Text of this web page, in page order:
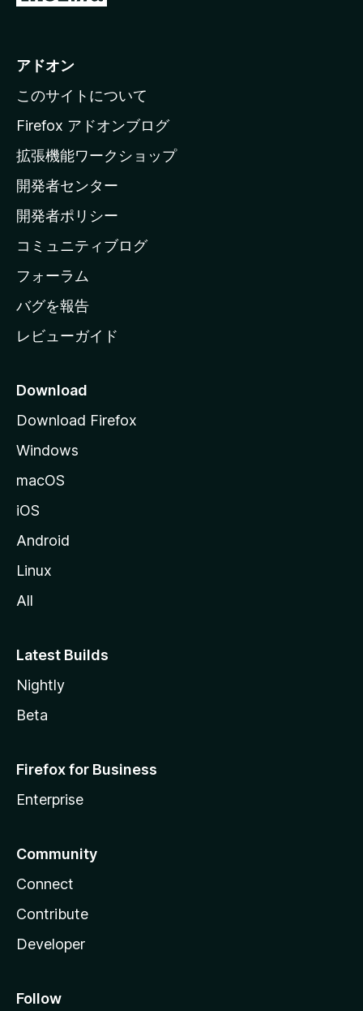
Simply extract the .rar
to install
But in Firefox, disable Auto updates on this extension, it just
ruins it.
that this specific native app version works with a later
how that's not up to date. I am not gonna go through the
trouble of testing it, I just don't care enough. There are
other browser addons to begin with as well.
Now if I could only get Mozilla to stop making stupid
i
l
a
ホ
ー
ム
ー
ジ
へ
アドオン
このサイトについて
Firefox アドオンブログ
拡張機能ワークショップ
開発者センター
開発者ポリシー
コミュニティブログ
フォーラム
バグを報告
レビューガイド
Download
Download Firefox
Windows
macOS
iOS
Android
Linux
All
Latest Builds
Nightly
Beta
Firefox for Business
Enterprise
Community
Connect
Contribute
Developer
Follow